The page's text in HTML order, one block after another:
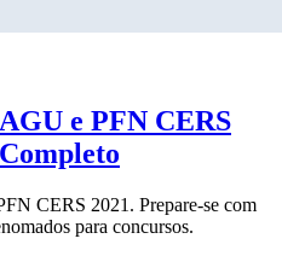
e PFN CERS
CERS 2021. Prepare-se com
para concursos.